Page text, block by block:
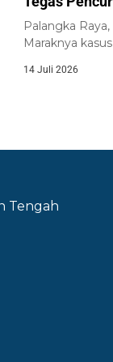
Palangka
Maraknya
14 Juli 2026
Tengah